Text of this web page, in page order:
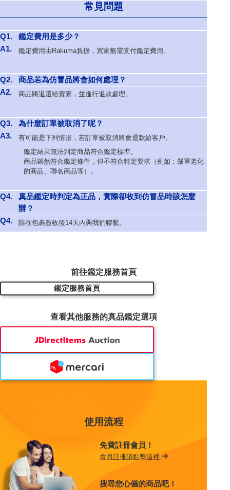
常見問題
Q1.
鑑定費用是多少？
A1.
鑑定費用由Rakuma負擔，買家無需支付鑑定費用。
Q2.
商品若為仿冒品將會如何處理？
A2.
商品將退還給賣家，並進行退款處理。
Q3.
為什麼訂單被取消了呢？
A3.
有可能是下列情形，若訂單被取消將會退款給客戶。
鑑定結果無法判定商品符合鑑定標準。
商品雖然符合鑑定條件，但不符合特定要求（例如：嚴重老化
的商品、聯名商品等）。
Q4.
真品鑑定時判定為正品，實際卻收到仿冒品時該怎麼
辦？
Q4.
請在包裹簽收後14天內與我們聯繫。
前往鑑定服務首頁
鑑定服務首頁
查看其他服務的真品鑑定選項
使用流程
免費註冊會員！
會員註冊請點擊這裡
搜尋您心儀的商品吧！